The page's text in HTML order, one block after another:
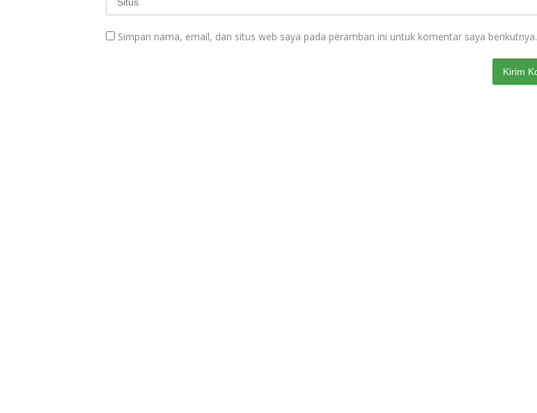
Simpan nama, email, dan situs web saya pada peramban ini untuk komentar saya berikutnya.